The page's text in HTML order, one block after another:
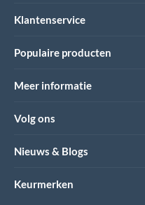
Klantenservice
Populaire producten
Meer informatie
Volg ons
Nieuws & Blogs
Keurmerken